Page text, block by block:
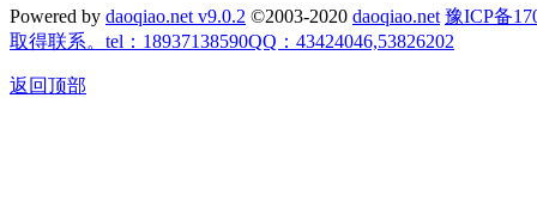
Powered by daoqiao.net v9.0.2 ©2003-2020 daoqiao.net 豫ICP备
取得联系。tel：18937138590QQ：43424046,53826202
返回顶部